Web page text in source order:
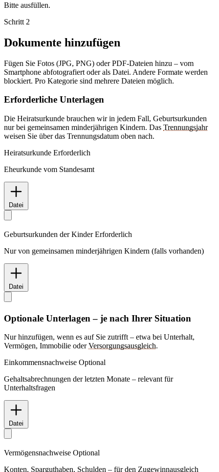
Bitte ausfüllen.
Schritt 2
Dokumente hinzufügen
Fügen Sie Fotos (JPG, PNG) oder PDF-Dateien hinzu – vom
Smartphone abfotografiert oder als Datei. Andere Formate werden
blockiert. Pro Kategorie sind mehrere Dateien möglich.
Erforderliche Unterlagen
Die Heiratsurkunde brauchen wir in jedem Fall, Geburtsurkunden
nur bei gemeinsamen minderjährigen Kindern. Das Trennungsjahr
weisen Sie über das Trennungsdatum oben nach.
Heiratsurkunde Erforderlich
Eheurkunde vom Standesamt
Datei
Geburtsurkunden der KinderErforderlich
Nur von gemeinsamen minderjährigen Kindern (falls vorhanden)
Datei
Optionale Unterlagen – je nach Ihrer Situation
Nur hinzufügen, wenn es auf Sie zutrifft – etwa bei Unterhalt,
Vermögen, Immobilie oderVersorgungsausgleich.
Einkommensnachweise Optional
Gehaltsabrechnungen der letzten Monate – relevant für
Unterhaltsfragen
Datei
Vermögensnachweise Optional
Konten, Sparguthaben, Schulden – für den Zugewinnausgleich